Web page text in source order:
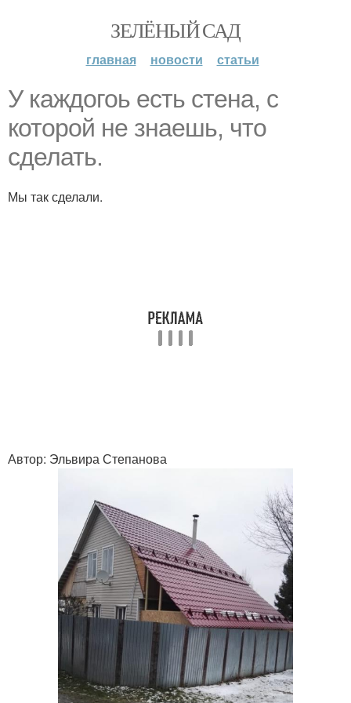
ЗЕЛЁНЫЙ САД
главная новости статьи
У каждогоь есть стена, с
которой не знаешь, что
сделать.
Мы так сделали.
Автор: Эльвира Степанова